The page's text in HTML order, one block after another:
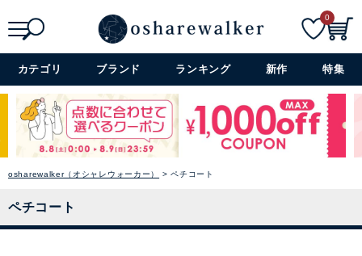
詳細検索+
0
カテゴリ ブランド ランキング 新作 特集
osharewalker（オシャレウォーカー） ペチコート
ペチコート